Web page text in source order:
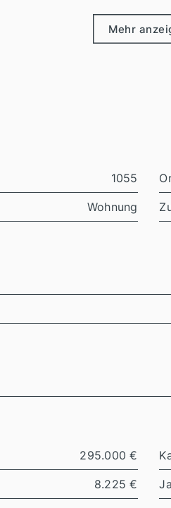
Mehr
1055
Wohnung
295.000 €
8.225 €